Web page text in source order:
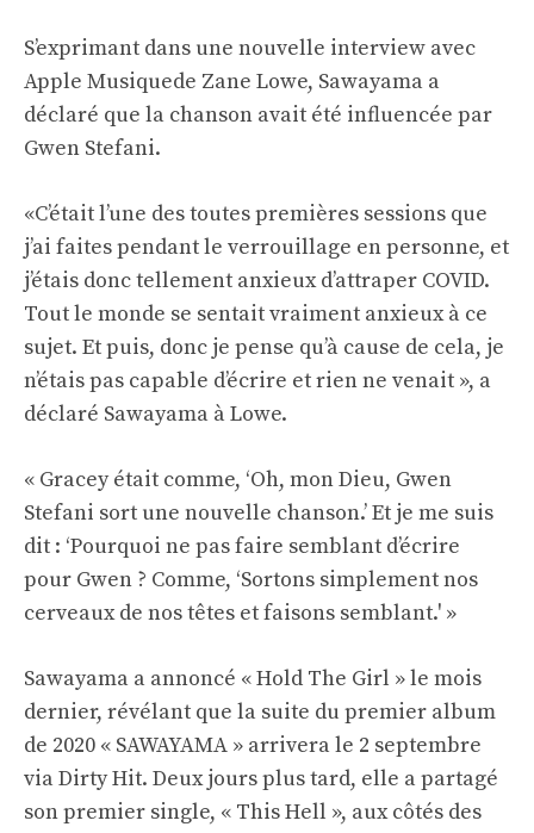
S’exprimant dans une nouvelle interview avec
Apple Musiquede Zane Lowe, Sawayama a
déclaré que la chanson avait été influencée par
Gwen Stefani.
«C’était l’une des toutes premières sessions que
j’ai faites pendant le verrouillage en personne, et
j’étais donc tellement anxieux d’attraper COVID.
Tout le monde se sentait vraiment anxieux à ce
sujet. Et puis, donc je pense qu’à cause de cela, je
n’étais pas capable d’écrire et rien ne venait », a
déclaré Sawayama à Lowe.
« Gracey était comme, ‘Oh, mon Dieu, Gwen
Stefani sort une nouvelle chanson.’ Et je me suis
dit : ‘Pourquoi ne pas faire semblant d’écrire
pour Gwen ? Comme, ‘Sortons simplement nos
cerveaux de nos têtes et faisons semblant.' »
Sawayama a annoncé « Hold The Girl » le mois
dernier, révélant que la suite du premier album
de 2020 « SAWAYAMA » arrivera le 2 septembre
via Dirty Hit. Deux jours plus tard, elle a partagé
son premier single, « This Hell », aux côtés des